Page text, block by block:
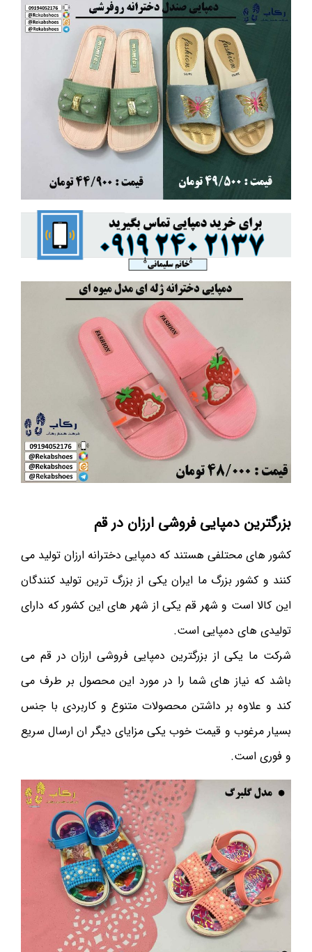
بزرگترین دمپایی فروشی ارزان در قم
کشور های محتلفی هستند که دمپایی دخترانه ارزان تولید می
کنند و کشور بزرگ ما ایران یکی از بزرگ ترین تولید کنندگان
این کالا است و شهر قم یکی از شهر های این کشور که دارای
تولیدی های دمپایی است.
شرکت ما یکی از بزرگترین دمپایی فروشی ارزان در قم می
باشد که نیاز های شما را در مورد این محصول بر طرف می
کند و علاوه بر داشتن محصولات متنوع و کاربردی با جنس
بسیار مرغوب و قیمت خوب یکی مزایای دیگر ان ارسال سریع
و فوری است.